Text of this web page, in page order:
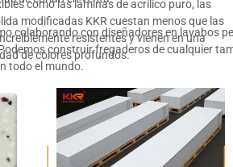
colaborando con diseñadores en lavabos
construir fregaderos de cualquier
todo el mundo.
como las láminas de acrílico puro, las
modificadas KKR cuestan menos que las
resistentes y vienen en una
de colores profundos.